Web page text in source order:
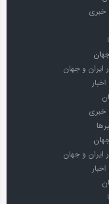
خبری
ایران و جهان
خبری
ایران و جهان